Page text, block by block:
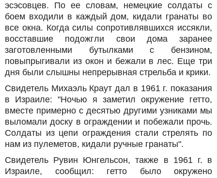
эсэсовцев. По ее словам, немецкие солдаты с
боем входили в каждый дом, кидали гранаты во
все окна. Когда силы сопротивлявшихся иссякли,
восставшие подожгли свои дома заранее
заготовленными бутылками с бензином,
повыпрыгивали из окон и бежали в лес. Еще три
дня были слышны непрерывная стрельба и крики.
Свидетель Михаэль Краут дал в 1961 г. показания
в Израиле: "Ночью я заметил окружение гетто,
вместе примерно c десятью другими узниками мы
выломали доску в ограждении и побежали прочь.
Солдаты из цепи ограждения стали стрелять по
нам из пулеметов, кидали ручные гранаты".
Свидетель Рувин Юнгельсон, также в 1961 г. в
Израиле, сообщил: гетто было окружено